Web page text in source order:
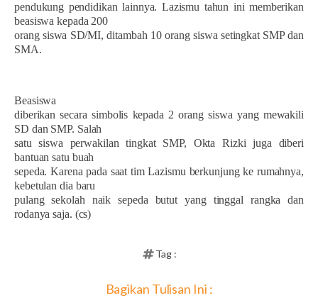
pendukung pendidikan lainnya. Lazismu tahun ini memberikan
beasiswa kepada 200
orang siswa SD/MI, ditambah 10 orang siswa setingkat SMP dan
SMA.
Beasiswa
diberikan secara simbolis kepada 2 orang siswa yang mewakili
SD dan SMP. Salah
satu siswa perwakilan tingkat SMP, Okta Rizki juga diberi
bantuan satu buah
sepeda. Karena pada saat tim Lazismu berkunjung ke rumahnya,
kebetulan dia baru
pulang sekolah naik sepeda butut yang tinggal rangka dan
rodanya saja. (cs)
Tag :
Bagikan Tulisan Ini :